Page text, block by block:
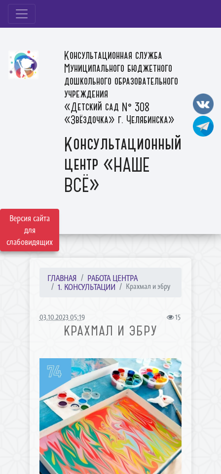
Версия сайта
для
слабовидящих
Консультационная служба
Муниципального бюджетного
дошкольного образовательного
учреждения
«Детский сад № 308
«Звёздочка» г. Челябинска»
Консультационный
центр «НАШЕ
ВСЁ»
ГЛАВНАЯ
РАБОТА ЦЕНТРА
1. КОНСУЛЬТАЦИИ
Крахмал и эбру
03.10.2023 05:19 15
КРАХМАЛ И ЭБРУ